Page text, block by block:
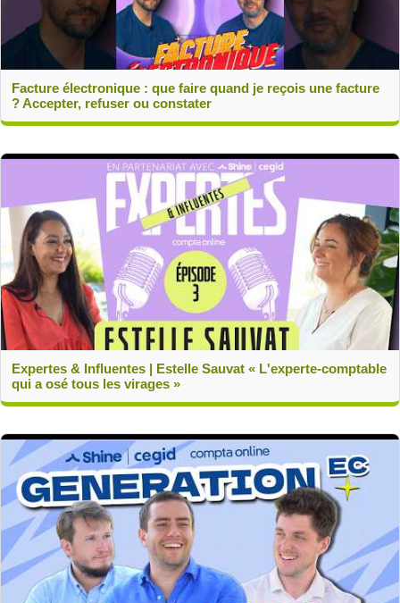
Facture électronique : que faire quand je reçois une facture
? Accepter, refuser ou constater
Expertes & Influentes | Estelle Sauvat « L'experte-comptable
qui a osé tous les virages »